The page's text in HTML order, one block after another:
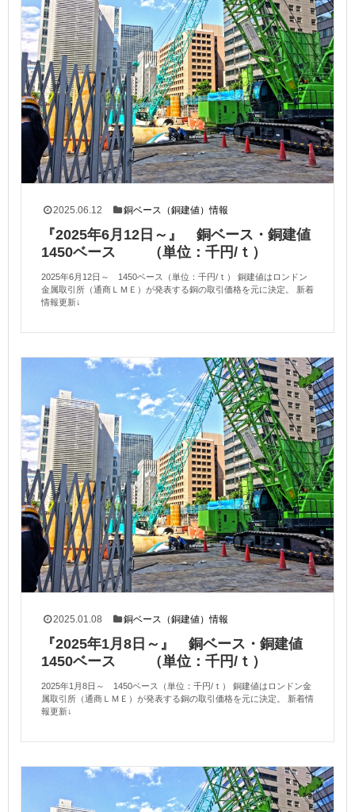
2025.06.12 銅ベース（銅建値）情報
『2025年6月12日～』 銅ベース・銅建値
1450ベース （単位：千円/ｔ）
2025年6月12日～ 1450ベース（単位：千円/ｔ） 銅建値はロンドン
金属取引所（通商ＬＭＥ）が発表する銅の取引価格を元に決定。 新着
情報更新↓
2025.01.08 銅ベース（銅建値）情報
『2025年1月8日～』 銅ベース・銅建値
1450ベース （単位：千円/ｔ）
2025年1月8日～ 1450ベース（単位：千円/ｔ） 銅建値はロンドン金
属取引所（通商ＬＭＥ）が発表する銅の取引価格を元に決定。 新着情
報更新↓